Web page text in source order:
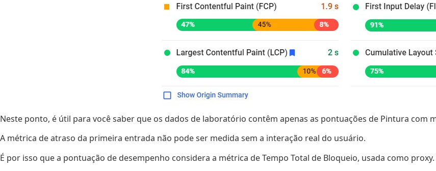
Neste ponto, é útil para você saber que os dados de laboratório contêm apenas as pontuações de Pintura com
A métrica de atraso da primeira entrada não pode ser medida sem a interação real do usuário.
É por isso que a pontuação de desempenho considera a métrica de Tempo Total de Bloqueio, usada como proxy.